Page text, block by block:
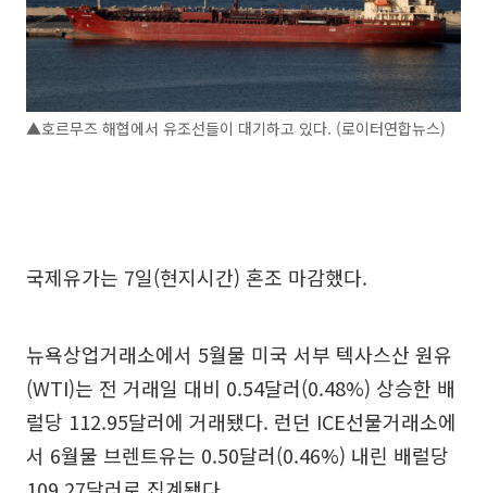
▲호르무즈 해협에서 유조선들이 대기하고 있다. (로이터연합뉴스)
국제유가는 7일(현지시간) 혼조 마감했다.
뉴욕상업거래소에서 5월물 미국 서부 텍사스산 원유
(WTI)는 전 거래일 대비 0.54달러(0.48%) 상승한 배
럴당 112.95달러에 거래됐다. 런던 ICE선물거래소에
서 6월물 브렌트유는 0.50달러(0.46%) 내린 배럴당